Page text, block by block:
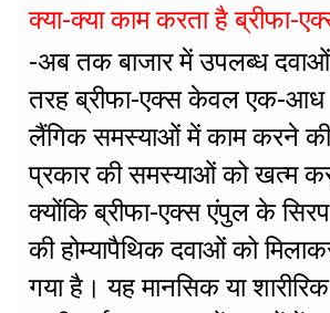
क्या-क्या काम करता है ब्रीफा-
-अब तक बाजार में उपलब्ध
तरह ब्रीफा-एक्स केवल एक-आध
लैंगिक समस्याओं में काम करने
प्रकार की समस्याओं को खत्म
क्योंकि ब्रीफा-एक्स एंपुल के
की होम्यापैथिक दवाओं को
गया है। यह मानसिक या